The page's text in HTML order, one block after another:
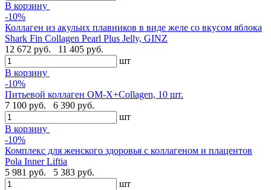
В корзину
-10%
Коллаген из акульих плавников в виде желе со вкусом яблока
Shark Fin Collagen Pearl Plus Jelly, GINZ
12 672 руб.
11 405 руб.
шт
В корзину
-10%
Питьевой коллаген OM-X+Collagen, 10 шт.
7 100 руб.
6 390 руб.
шт
В корзину
-10%
Комплекс для женского здоровья с коллагеном и плацентов
Pola Inner Liftia
5 981 руб.
5 383 руб.
шт